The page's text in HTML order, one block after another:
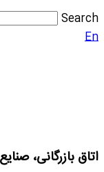
Search
En
اتاق بازرگانی،